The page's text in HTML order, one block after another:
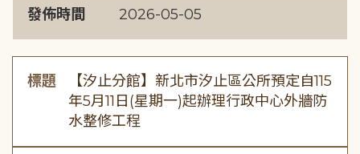
發佈時間 2026-05-05
標題
【汐止分館】新北市汐止區公所預定自115
年5月11日(星期一)起辦理行政中心外牆防
水整修工程